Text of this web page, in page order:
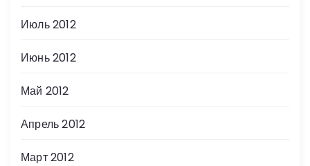
Июль 2012
Июнь 2012
Май 2012
Апрель 2012
Март 2012